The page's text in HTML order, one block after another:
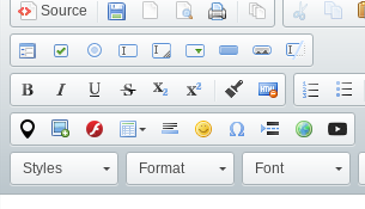
Source
Styles Format Font